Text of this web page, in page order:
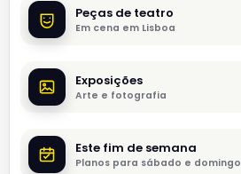
Peças de teatro
Em cena em Lisboa
Exposições
Arte e fotografia
Este fim de semana
Planos para sábado e domingo